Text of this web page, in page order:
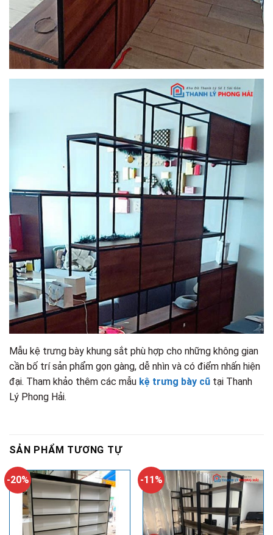
Mẫu kệ trưng bày khung sắt phù hợp cho những không gian
cần bố trí sản phẩm gọn gàng, dễ nhìn và có điểm nhấn hiện
đại. Tham khảo thêm các mẫu kệ trưng bày cũ tại Thanh
Lý Phong Hải.
SẢN PHẨM TƯƠNG TỰ
-20% -11%